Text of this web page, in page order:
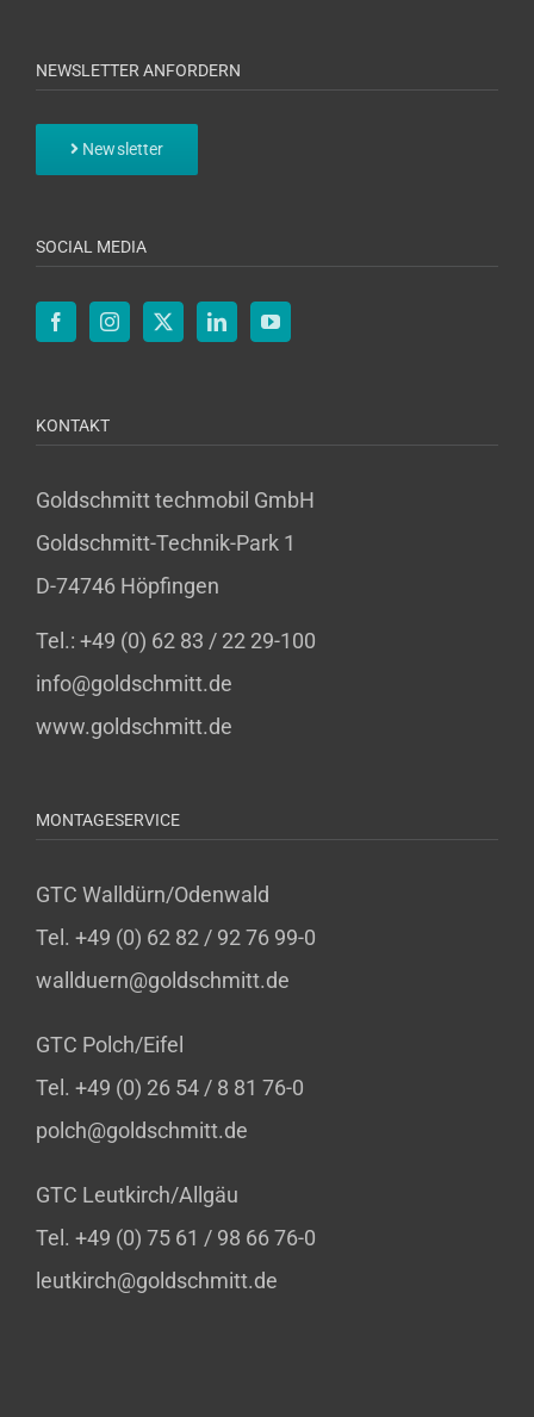
NEWSLETTER ANFORDERN
Newsletter
SOCIAL MEDIA
KONTAKT
Goldschmitt techmobil GmbH
Goldschmitt-Technik-Park 1
D-74746 Höpfingen
Tel.: +49 (0) 62 83 / 22 29-100
info@goldschmitt.de
www.goldschmitt.de
MONTAGESERVICE
GTC Walldürn/Odenwald
Tel. +49 (0) 62 82 / 92 76 99-0
wallduern@goldschmitt.de
GTC Polch/Eifel
Tel. +49 (0) 26 54 / 8 81 76-0
polch@goldschmitt.de
GTC Leutkirch/Allgäu
Tel. +49 (0) 75 61 / 98 66 76-0
leutkirch@goldschmitt.de